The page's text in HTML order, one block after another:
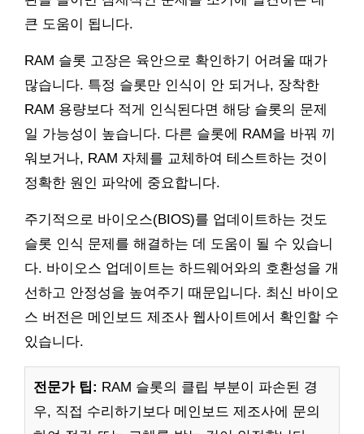
큰 도움이 됩니다.
RAM 슬롯 고장은 육안으로 확인하기 어려울 때가
많습니다. 특정 슬롯만 인식이 안 되거나, 장착한
RAM 용량보다 적게 인식된다면 해당 슬롯의 문제
일 가능성이 높습니다. 다른 슬롯에 RAM을 바꿔 끼
워보거나, RAM 자체를 교체하여 테스트하는 것이
정확한 원인 파악에 중요합니다.
주기적으로 바이오스(BIOS)를 업데이트하는 것도
슬롯 인식 문제를 해결하는 데 도움이 될 수 있습니
다. 바이오스 업데이트는 하드웨어와의 호환성을 개
선하고 안정성을 높여주기 때문입니다. 최신 바이오
스 버전은 메인보드 제조사 웹사이트에서 확인할 수
있습니다.
전문가 팁: RAM 슬롯의 클립 부분이 파손된 경
우, 직접 수리하기보다 메인보드 제조사에 문의